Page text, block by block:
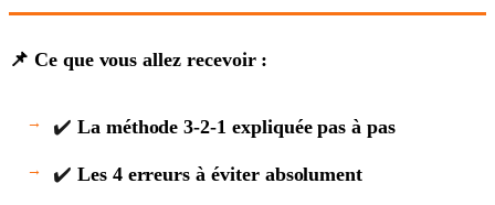
📌 Ce que vous allez recevoir :
✔️ La méthode 3-2-1 expliquée pas à pas
✔️ Les 4 erreurs à éviter absolument